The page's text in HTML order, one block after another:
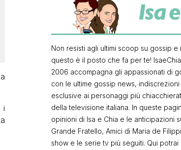
i
Non resisti agli ultimi scoop su gossip e
questo è il posto che fa per te!
2006 accompagna gli appassionati di
con le ultime gossip news,
esclusive ai personaggi più
della televisione italiana. In queste
opinioni di Isa e Chia e le anticipazioni
Grande Fratello, Amici di Maria de
show e le serie tv più seguiti. Qui potrai